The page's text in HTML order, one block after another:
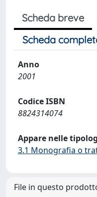
Scheda breve
Scheda
Anno
2001
Codice ISBN
8824314074
Appare nelle
3.1 Monografia o
File in questo